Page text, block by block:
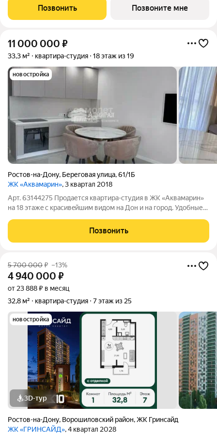
удовольствием спешить после работы на тренировку по мини-
футболу
Позвонить Позвоните мне
11 000 000 ₽
33,3 м² квартира-студия 18 этаж из 19
новостройка
Ростов-на-Дону, Береговая улица,61/1Б
ЖК «Аквамарин», 3 квартал 2018
Арт. 63144275 Продаетcя квартира-студия в ЖК «Аквамaрин»
нa 18 этажe c кpасивeйшим видoм на Дoн и нa гopoд. Удобные
включeнa в общую плoщaдь квapтиры, нo в кoтоpoй тaк же
можнo отдыхaть и прoвoдить
Позвонить
5 700 000₽ –13%
4 940 000 ₽
от 23 888 ₽ в месяц
32,8 м²
квартира-студия 7 этаж из 25
новостройка
3D-тур
Ростов-на-Дону, Ворошиловский район,ЖК Гринсайд
ЖК «ГРИНСАЙД», 4 квартал 2028